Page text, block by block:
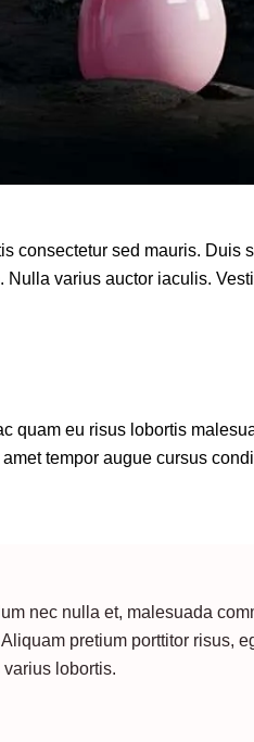
consectetur sed mauris.
varius auctor iaculis.
quam eu risus lobortis
tempor augue cursus
nec nulla et, malesuada
pretium porttitor risus,
lobortis.